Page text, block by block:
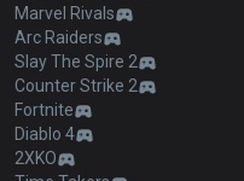
Marvel Rivals
Arc Raiders
Slay The Spire 2
Counter Strike 2
Fortnite
Diablo 4
2XKO